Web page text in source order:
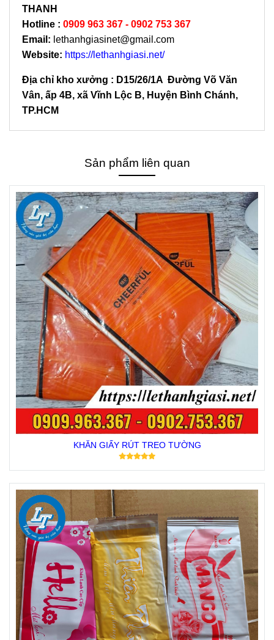
THANH
Hotline : 0909 963 367 - 0902 753 367
Email: lethanhgiasinet@gmail.com
Website: https://lethanhgiasi.net/
Địa chỉ kho xưởng : D15/26/1A Đường Võ Văn
Vân, ấp 4B, xã Vĩnh Lộc B, Huyện Bình Chánh,
TP.HCM
Sản phẩm liên quan
KHĂN GIẤY RÚT TREO TƯỜNG